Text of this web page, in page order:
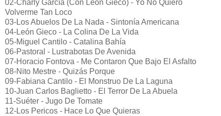
02-Charly García (Con León Gieco) - Yo No Quiero
Volverme Tan Loco
03-Los Abuelos De La Nada - Sintonía Americana
04-León Gieco - La Colina De La Vida
05-Miguel Cantilo - Catalina Bahía
06-Pastoral - Lustrabotas De Avenida
07-Horacio Fontova - Me Contaron Que Bajo El Asfalto
08-Nito Mestre - Quizás Porque
09-Fabiana Cantilo - El Monstruo De La Laguna
10-Juan Carlos Baglietto - El Terror De La Abuela
11-Suéter - Jugo De Tomate
12-Los Pericos - Hace Lo Que Quieras